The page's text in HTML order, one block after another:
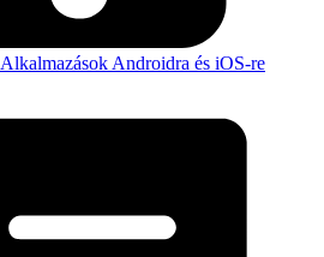
Alkalmazások Androidra és iOS-re